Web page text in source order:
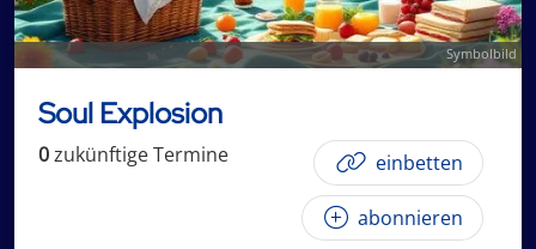
Symbolbild
Soul Explosion
0zukünftigeTermine einbetten
abonnieren